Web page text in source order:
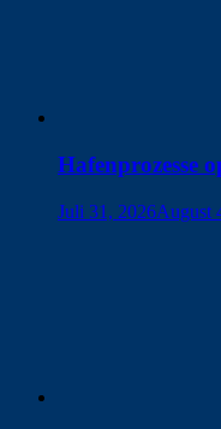
Hafenprozesse
Juli 31, 2026August